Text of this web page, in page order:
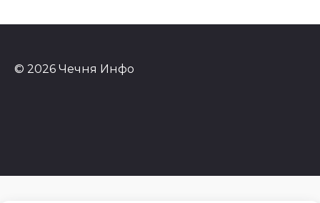
© 2026 Чечня Инфо